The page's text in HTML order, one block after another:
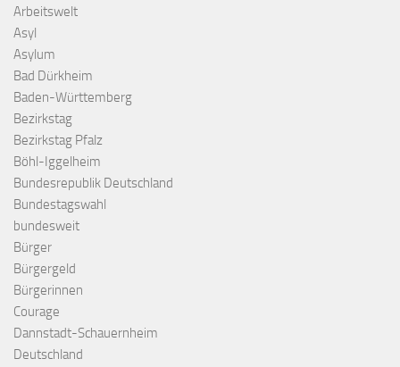
Arbeitswelt
Asyl
Asylum
Bad Dürkheim
Baden-Württemberg
Bezirkstag
Bezirkstag Pfalz
Böhl-Iggelheim
Bundesrepublik Deutschland
Bundestagswahl
bundesweit
Bürger
Bürgergeld
Bürgerinnen
Courage
Dannstadt-Schauernheim
Deutschland